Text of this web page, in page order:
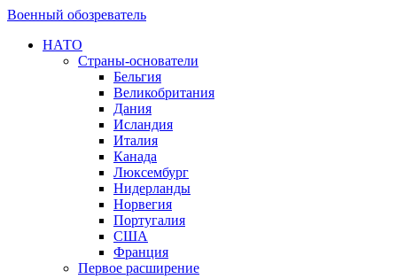
Военный обозреватель
НАТО
Страны-основатели
Бельгия
Великобритания
Дания
Исландия
Италия
Канада
Люксембург
Нидерланды
Норвегия
Португалия
США
Франция
Первое расширение